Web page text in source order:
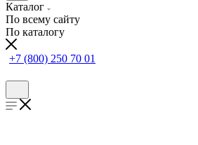
Каталог
По всему сайту
По каталогу
+7 (800) 250 70 01